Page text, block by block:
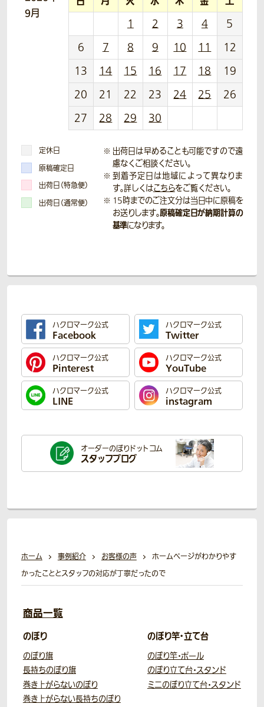
9月
1 2 3 4
5
6
7 8 9 10 11
12
13
14 15 16 17 18
19
20
21 22 23 24 25
26
27
28 29 30
定休日
原稿確定日
出荷日（特急便）
出荷日（通常便）
出荷日は早めることも可能ですので遠
慮なくご相談ください。
到着予定日は地域によって異なりま
す。詳しくはこちらをご覧ください。
15時までのご注文分は当日中に原稿を
お送りします。原稿確定日が納期計算の
基準になります。
ハクロマーク公式
Facebook
ハクロマーク公式
Twitter
ハクロマーク公式
Pinterest
ハクロマーク公式
YouTube
ハクロマーク公式
LINE
ハクロマーク公式
instagram
オーダーのぼりドットコム
スタッフブログ
ホーム 事例紹介 お客様の声
ホームページがわかりやす
かったこととスタッフの対応が丁寧だったので
商品一覧
のぼり
のぼり旗
長持ちのぼり旗
巻き上がらないのぼり
巻き上がらない長持ちのぼり
のぼり竿・立て台
のぼり竿・ポール
のぼり立て台・スタンド
ミニのぼり立て台・スタンド